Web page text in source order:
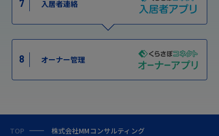
7 入居者連絡
8 オーナー管理
TOP 株式会社MMコンサルティング